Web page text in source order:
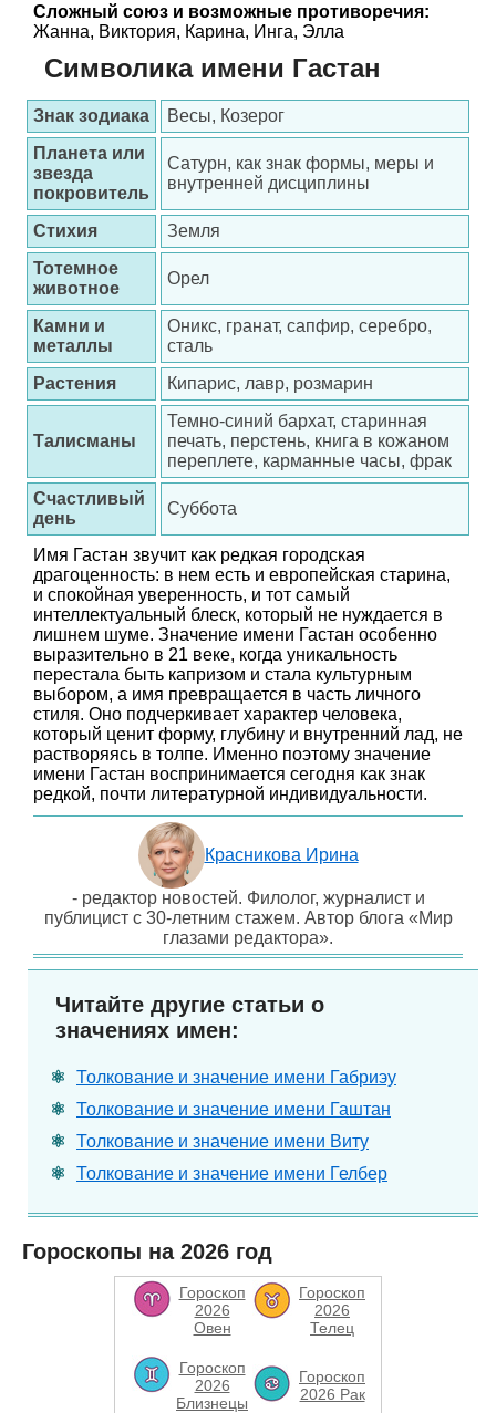
Сложный союз и возможные противоречия:
Жанна, Виктория, Карина, Инга, Элла
Символика имени Гастан
Знак зодиака
Весы, Козерог
Планета или
звезда
покровитель
Сатурн, как знак формы, меры и
внутренней дисциплины
Стихия
Земля
Тотемное
животное
Орел
Камни и
металлы
Оникс, гранат, сапфир, серебро,
сталь
Растения
Кипарис, лавр, розмарин
Талисманы
Темно-синий бархат, старинная
печать, перстень, книга в кожаном
переплете, карманные часы, фрак
Счастливый
день
Суббота
Имя Гастан звучит как редкая городская
драгоценность: в нем есть и европейская старина,
и спокойная уверенность, и тот самый
интеллектуальный блеск, который не нуждается в
лишнем шуме. Значение имени Гастан особенно
выразительно в 21 веке, когда уникальность
перестала быть капризом и стала культурным
выбором, а имя превращается в часть личного
стиля. Оно подчеркивает характер человека,
который ценит форму, глубину и внутренний лад, не
растворяясь в толпе. Именно поэтому значение
имени Гастан воспринимается сегодня как знак
редкой, почти литературной индивидуальности.
Красникова Ирина
- редактор новостей. Филолог, журналист и
публицист с 30-летним стажем. Автор блога «Мир
глазами редактора».
Читайте другие статьи о
значениях имен:
Толкование и значение имени Габриэу
Толкование и значение имени Гаштан
Толкование и значение имени Виту
Толкование и значение имени Гелбер
Гороскопы на 2026 год
Гороскоп
2026
Овен
Гороскоп
2026
Телец
Гороскоп
2026
Близнецы
Гороскоп
2026 Рак